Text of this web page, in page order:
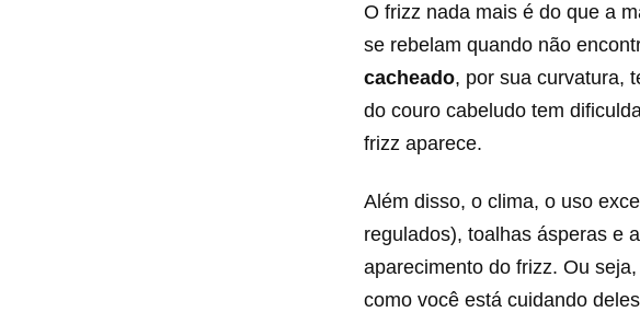
O frizz nada mais é do que a
se rebelam quando não
cacheado, por sua curvatura,
do couro cabeludo tem
frizz aparece.
Além disso, o clima, o uso
regulados), toalhas ásperas e
aparecimento do frizz. Ou
como você está cuidando